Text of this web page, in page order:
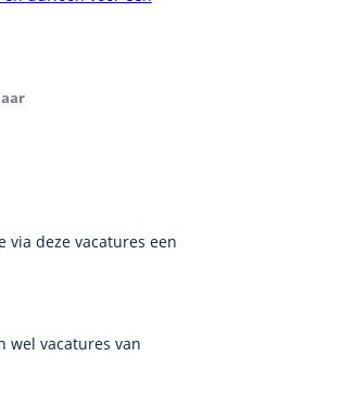
via deze vacatures een
wel vacatures van